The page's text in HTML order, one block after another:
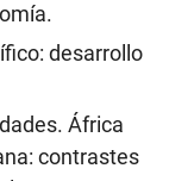
desarrollo
África
contrastes